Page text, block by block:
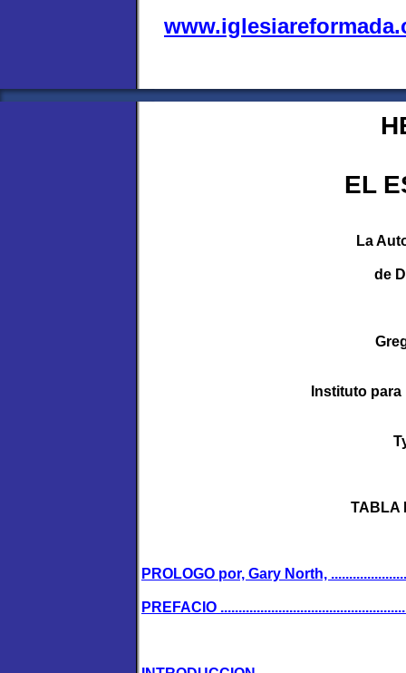
EL
La
de
Instituto
TABLA
PROLOGO por, Gary North,
PREFACIO